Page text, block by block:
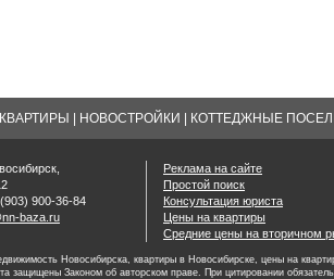
КВАРТИРЫ НОВОСТРОЙКИ КОТТЕДЖНЫЕ
900-36-84
baza.ru
Реклама на сайте
Простой поиск
Консультация юриста
Цены на квартиры
Средние цены на вторичном
Новосибирска, квартиры в Новосибирске, цены на
защищены Законом об авторском праве. При цитировании